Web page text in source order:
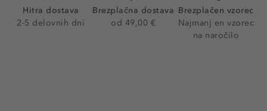
Hitra dostava
2-5 delovnih dni
Brezplačna dostava
od 49,00 €
Brezplačen vzorec
Najmanj en vzorec
na naročilo